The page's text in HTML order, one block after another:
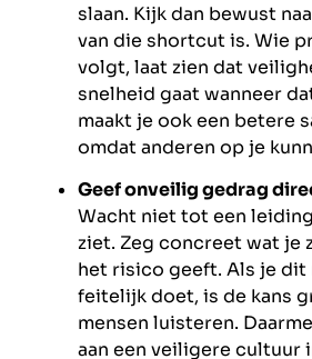
slaan. Kijk dan bewust
van die shortcut is. Wie
volgt, laat zien dat
snelheid gaat wanneer
maakt je ook een betere
omdat anderen op je
Geef onveilig gedrag
Wacht niet tot een
ziet. Zeg concreet wat je
het risico geeft. Als je dit
feitelijk doet, is de kans
mensen luisteren.
aan een veiligere cultuur